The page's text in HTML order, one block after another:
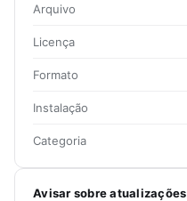
Arquivo
Licença
Formato
Instalação
Categoria
Avisar sobre atualizações